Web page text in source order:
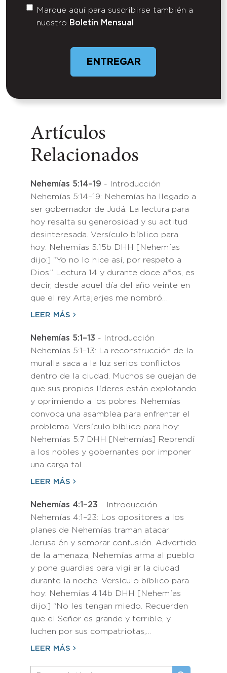
Untitled
Marque aquí para suscribirse también a
nuestro Boletín Mensual
Artículos
Relacionados
Nehemías 5:14–19 - Introducción
Nehemías 5:14–19: Nehemías ha llegado a
ser gobernador de Judá. La lectura para
hoy resalta su generosidad y su actitud
desinteresada. Versículo bíblico para
hoy: Nehemías 5:15b DHH [Nehemías
dijo:] “Yo no lo hice así, por respeto a
Dios.” Lectura 14 y durante doce años, es
decir, desde aquel día del año veinte en
que el rey Artajerjes me nombró…
LEER MÁS
Nehemías 5:1–13 - Introducción
Nehemías 5:1–13: La reconstrucción de la
muralla saca a la luz serios conflictos
dentro de la ciudad. Muchos se quejan de
que sus propios líderes están explotando
y oprimiendo a los pobres. Nehemías
convoca una asamblea para enfrentar el
problema. Versículo bíblico para hoy:
Nehemías 5:7 DHH [Nehemías] Reprendí
a los nobles y gobernantes por imponer
una carga tal…
LEER MÁS
Nehemías 4:1–23 - Introducción
Nehemías 4:1–23: Los opositores a los
planes de Nehemías traman atacar
Jerusalén y sembrar confusión. Advertido
de la amenaza, Nehemías arma al pueblo
y pone guardias para vigilar la ciudad
durante la noche. Versículo bíblico para
hoy: Nehemías 4:14b DHH [Nehemías
dijo:] “No les tengan miedo. Recuerden
que el Señor es grande y terrible, y
luchen por sus compatriotas,…
LEER MÁS